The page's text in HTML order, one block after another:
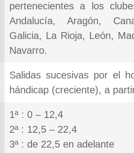
pertenecientes a los
Andalucía, Aragón,
Galicia, La Rioja, León,
Navarro.
Salidas sucesivas por el
hándicap (creciente), a
1ª : 0 – 12,4
2ª : 12,5 – 22,4
3ª : de 22,5 en adelante